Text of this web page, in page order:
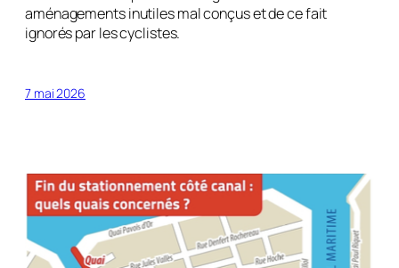
aménagements inutiles mal conçus et de ce fait
ignorés par les cyclistes.
7 mai 2026